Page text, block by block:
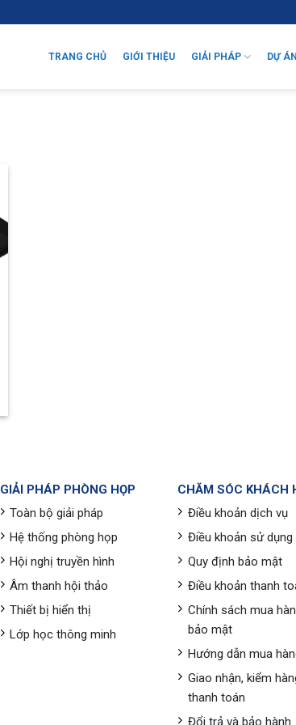
TRANG CHỦ GIỚI THIỆU GIẢI PHÁP DỰ ÁN
GIẢI PHÁP PHÒNG HỌP
Toàn bộ giải pháp
Hệ thống phòng họp
Hội nghị truyền hình
Âm thanh hội thảo
Thiết bị hiển thị
Lớp học thông minh
CHĂM SÓC KHÁCH
Điều khoản dịch vụ
Điều khoản sử dụng
Quy định bảo mật
Điều khoản thanh
Chính sách mua
bảo mật
Hướng dẫn mua
Giao nhận, kiểm
thanh toán
Đổi trả và bảo hành